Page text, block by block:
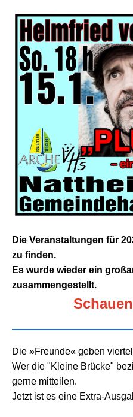
Die Veranstaltungen für
zu finden.
Es wurde wieder ein
zusammengestellt.
Die »Freunde« geben
Wer die "Kleine Brücke"
gerne mitteilen.
Jetzt ist es eine Extra-